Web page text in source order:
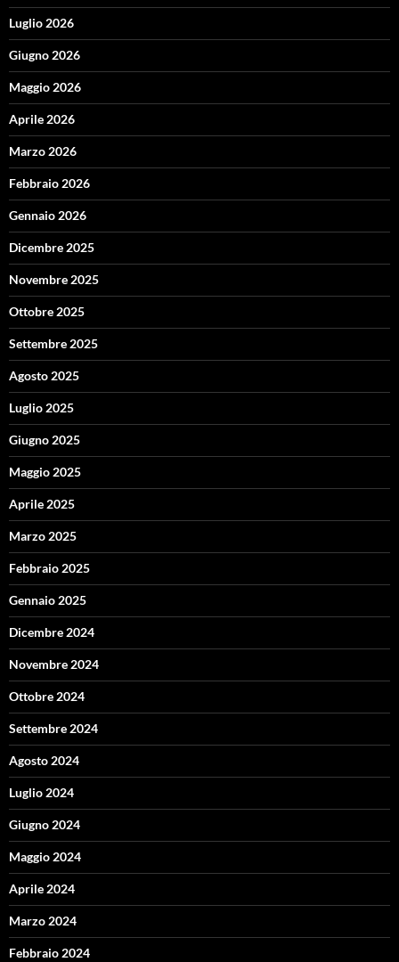
Luglio 2026
Giugno 2026
Maggio 2026
Aprile 2026
Marzo 2026
Febbraio 2026
Gennaio 2026
Dicembre 2025
Novembre 2025
Ottobre 2025
Settembre 2025
Agosto 2025
Luglio 2025
Giugno 2025
Maggio 2025
Aprile 2025
Marzo 2025
Febbraio 2025
Gennaio 2025
Dicembre 2024
Novembre 2024
Ottobre 2024
Settembre 2024
Agosto 2024
Luglio 2024
Giugno 2024
Maggio 2024
Aprile 2024
Marzo 2024
Febbraio 2024